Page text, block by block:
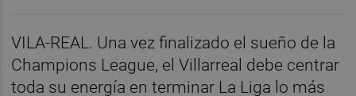
VILA-REAL. Una vez finalizado el sueño de la
Champions League, el Villarreal debe centrar
toda su energía en terminar La Liga lo más